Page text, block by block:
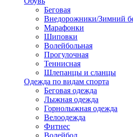
Беговая
Внедорожники/Зимний
Марафонки
Шиповки
Волейбольная
Прогулочная
Теннисная
Шлепанцы и сланцы
Одежда по видам спорта
Беговая одежда
Лыжная одежда
Горнолыжная одежда
Велоодежда
Фитнес
Волейбол